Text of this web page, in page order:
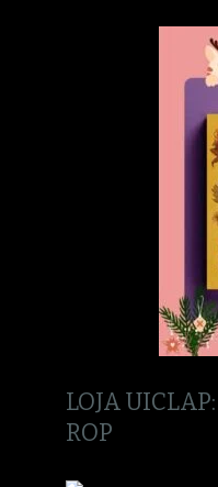
LOJA
ROP